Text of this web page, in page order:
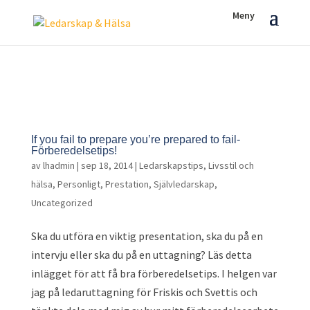
If you fail to prepare you’re prepared to fail-
Förberedelsetips!
avlhadmin | sep 18, 2014| Ledarskapstips, Livsstil och
hälsa, Personligt, Prestation, Självledarskap,
Uncategorized
Ska du utföra en viktig presentation, ska du på en
intervju eller ska du på en uttagning? Läs detta
inlägget för att få bra förberedelsetips. I helgen var
jag på ledaruttagning för Friskis och Svettis och